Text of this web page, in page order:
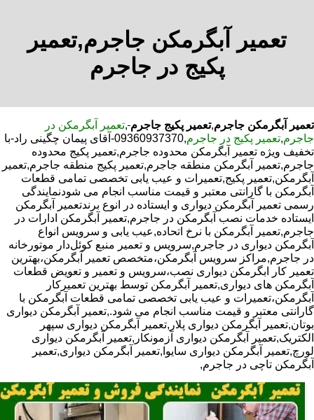
تعمیر آبگرمکن جاجرم,تعمیر
پکیج در جاجرم
تعمیر آبگرمکن جاجرم,تعمیر پکیج جاجرم ,تعمیر آبگرمکن در
جاجرم,تعمیر پکیج در جاجرم
,09360937370-آقای پیمان چگینی راد-با
تخفیف ویژه تعمیر آبگرمکن محدوده جاجرم,تعمیر پکیج محدوده
جاجرم,تعمیر آبگرمکن منطقه جاجرم,تعمیر پکیج منطقه جاجرم,تعمیر
آبگرمکن,تعمیر پکیج,تعمیرات و عیب یابی تخصصی تمامی قطعات
آبگرمکن با گارانتی معتبر و قیمت مناسب انجام می شودنمایندگی
رسمی تعمیر آبگرمکن دیواری و ایستاده در انوع برندتعمیر آبگرمکن
ایستاده خدمات نصب آبگرمکن در جاجرم,تعمیر آبگرمکن ادارات در
جاجرم,تعمیر آبگرمکن با نرخ اتحاده,عیب یابی و سرویس انواع
آبگرمکن دیواری در جاجرم,سرویس و تعمیر منبع کوئل‌دار موتورخانه
در جاجرم,مراکز سرویس آبگرمکن،متخصص تعمیر آبگرمکن،بهترین
تعمیر کار ابگرمکن دیواری نصب،سرویس و تعمیر و تعویض قطعات
آبگرمکن های دیواری,تعمیر آبگرمکن توسط بهترین تعمیرکار
آبگرمکن،تعمیرات و عیب یابی تخصصی تمامی قطعات آبگرمکن با
گارانتی معتبر و قیمت مناسب انجام می شود.,تعمیر آبگرمکن دیواری
بوتان,تعمیر آبگرمکن دیواری پلار,تعمیر آبگرمکن دیواری سپهر
الکتریک,تعمیر آبگرمکن دیواری آزمونکار,تعمیر آبگرمکن دیواری
لورچ,تعمیر آبگرمکن دیواری سایوا,تعمیر آبگرمکن دیواری,تعمیر
آبگرمکن تاچی در جاجرم,